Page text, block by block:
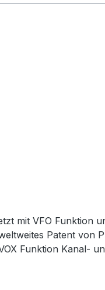
mit VFO Funktion
Funktion Kanal-